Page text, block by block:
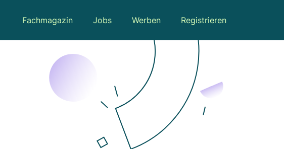
Fachmagazin Jobs Werben Registrieren